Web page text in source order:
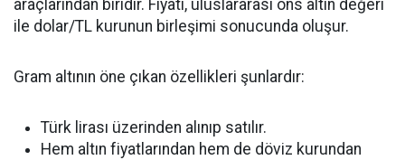
araçlarından biridir. Fiyatı, uluslararası ons altın değeri
ile dolar/TL kurunun birleşimi sonucunda oluşur.
Gram altının öne çıkan özellikleri şunlardır:
Türk lirası üzerinden alınıp satılır.
Hem altın fiyatlarından hem de döviz kurundan